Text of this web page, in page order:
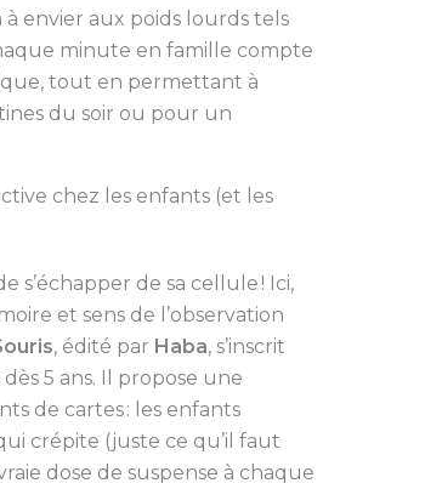
envier aux poids lourds tels
minute en famille compte
tout en permettant à
du soir ou pour un
chez les enfants (et les
s’échapper de sa cellule ! Ici,
et sens de l’observation
, édité par Haba, s’inscrit
5 ans. Il propose une
de cartes : les enfants
crépite (juste ce qu’il faut
dose de suspense à chaque